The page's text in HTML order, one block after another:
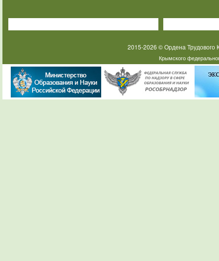
2015-2026 © Ордена
Крымского